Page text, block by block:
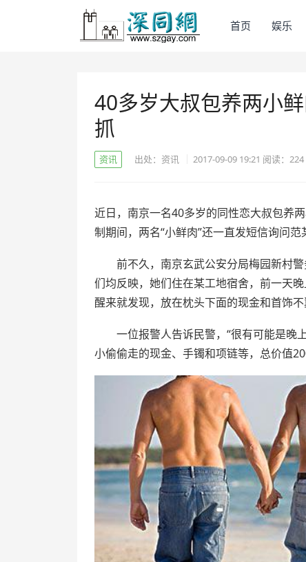
首页 娱乐
40多岁大叔包养两小
抓
资讯 出处：资讯 2017-09-09 19:21 阅读： 224
近日，南京一名40多岁的同性恋大叔包养
制期间，两名“小鲜肉”还一直发短信询问范
前不久，南京玄武公安分局梅园新村警
们均反映，她们住在某工地宿舍，前一天
醒来就发现，放在枕头下面的现金和首饰不
一位报警人告诉民警，“很有可能是晚
小偷偷走的现金、手镯和项链等，总价值